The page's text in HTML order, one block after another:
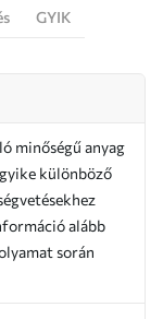
GYIK
minőségű anyag
különböző
alább
során